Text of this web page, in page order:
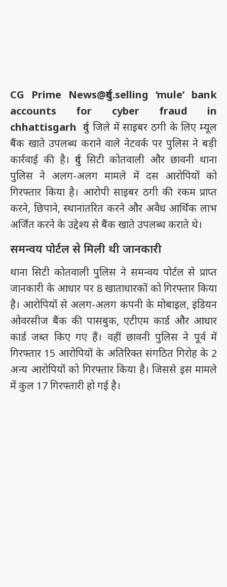
CG Prime News@दुर्ग.selling ‘mule’ bank
accounts for cyber fraud in
chhattisgarh दुर्ग जिले में साइबर ठगी के लिए म्यूल
बैंक खाते उपलब्ध कराने वाले नेटवर्क पर पुलिस ने बड़ी
कार्रवाई की है। दुर्ग सिटी कोतवाली और छावनी थाना
पुलिस ने अलग-अलग मामले में दस आरोपियों को
गिरफ्तार किया है। आरोपी साइबर ठगी की रकम प्राप्त
करने, छिपाने, स्थानांतरित करने और अवैध आर्थिक लाभ
अर्जित करने के उद्देश्य से बैंक खाते उपलब्ध कराते थे।
समन्वय पोर्टल से मिली थी जानकारी
थाना सिटी कोतवाली पुलिस ने समन्वय पोर्टल से प्राप्त
जानकारी के आधार पर 8 खाताधारकों को गिरफ्तार किया
है। आरोपियों से अलग-अलग कंपनी के मोबाइल, इंडियन
ओवरसीज बैंक की पासबुक, एटीएम कार्ड और आधार
कार्ड जब्त किए गए हैं। वहीं छावनी पुलिस ने पूर्व में
गिरफ्तार 15 आरोपियों के अतिरिक्त संगठित गिरोह के 2
अन्य आरोपियों को गिरफ्तार किया है। जिससे इस मामले
में कुल 17 गिरफ्तारी हो गई है।